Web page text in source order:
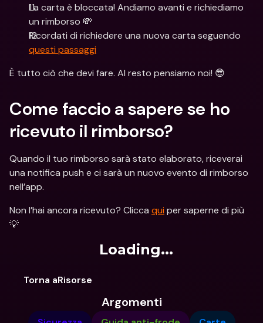
La carta è bloccata! Andiamo avanti e richiediamo
un rimborso 💸
questi passaggi
È tutto ciò che devi fare. Al resto pensiamo noi! 😎
Come faccio a sapere se ho
ricevuto il rimborso?
Quando il tuo rimborso sarà stato elaborato, riceverai
una notifica push e ci sarà un nuovo evento di rimborso
nell’app.
Non l’hai ancora ricevuto? Clicca qui per saperne di più
💡
Loading...
Torna aRisorse
Argomenti